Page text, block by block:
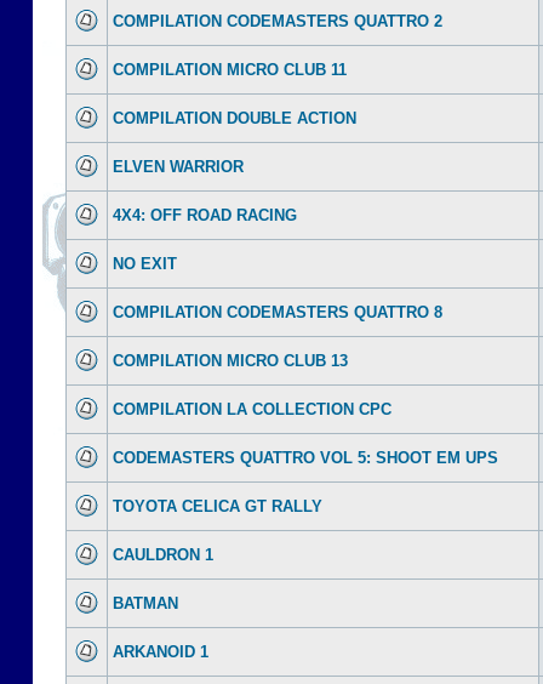
COMPILATION CODEMASTERS QUATTRO 2
COMPILATION MICRO CLUB 11
COMPILATION DOUBLE ACTION
ELVEN WARRIOR
4X4: OFF ROAD RACING
NO EXIT
COMPILATION CODEMASTERS QUATTRO 8
COMPILATION MICRO CLUB 13
COMPILATION LA COLLECTION CPC
CODEMASTERS QUATTRO VOL 5: SHOOT EM UPS
TOYOTA CELICA GT RALLY
CAULDRON 1
BATMAN
ARKANOID 1